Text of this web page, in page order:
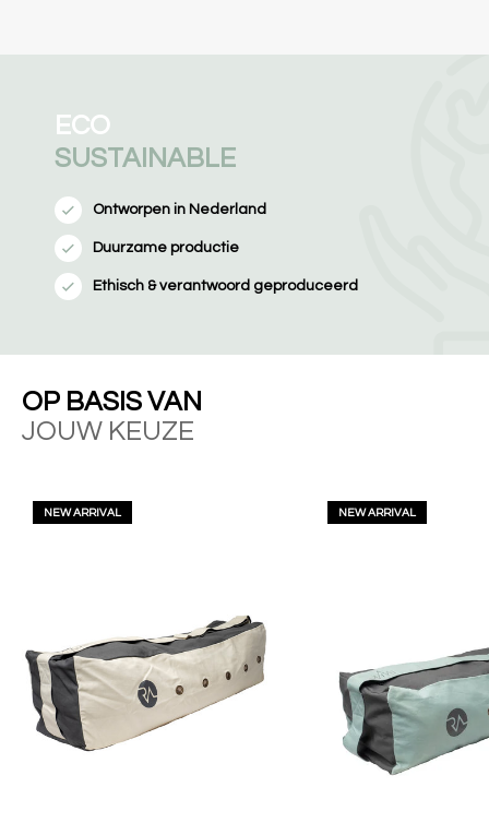
ECO
SUSTAINABLE
Ontworpen in Nederland
Duurzame productie
Ethisch & verantwoord geproduceerd
OP BASIS VAN
JOUW KEUZE
NEW ARRIVAL NEW ARRIVAL